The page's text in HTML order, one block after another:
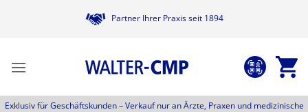
Partner Ihrer Praxis seit 1894
Exklusiv für Geschäftskunden –Verkauf nur an Ärzte, Praxen und medizinische